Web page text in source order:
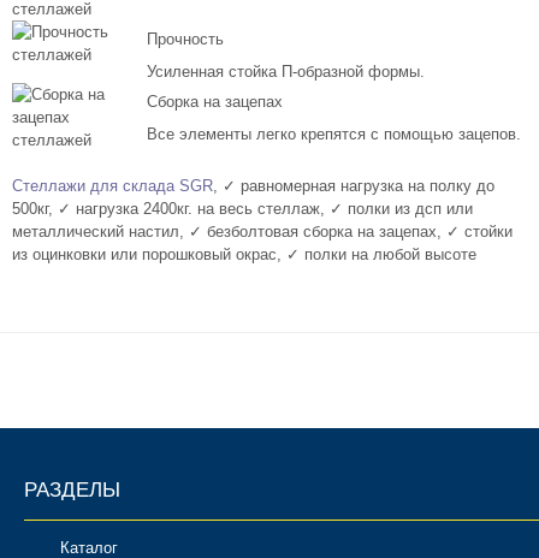
Прочность
Усиленная стойка П-образной формы.
Сборка на зацепах
Все элементы легко крепятся с помощью зацепов.
Стеллажи для склада SGR , ✓ равномерная нагрузка на полку до
500кг, ✓ нагрузка 2400кг. на весь стеллаж, ✓ полки из дсп или
металлический настил, ✓ безболтовая сборка на зацепах, ✓ стойки
из оцинковки или порошковый окрас, ✓ полки на любой высоте
РАЗДЕЛЫ
Каталог
Комплектующие для шкафов